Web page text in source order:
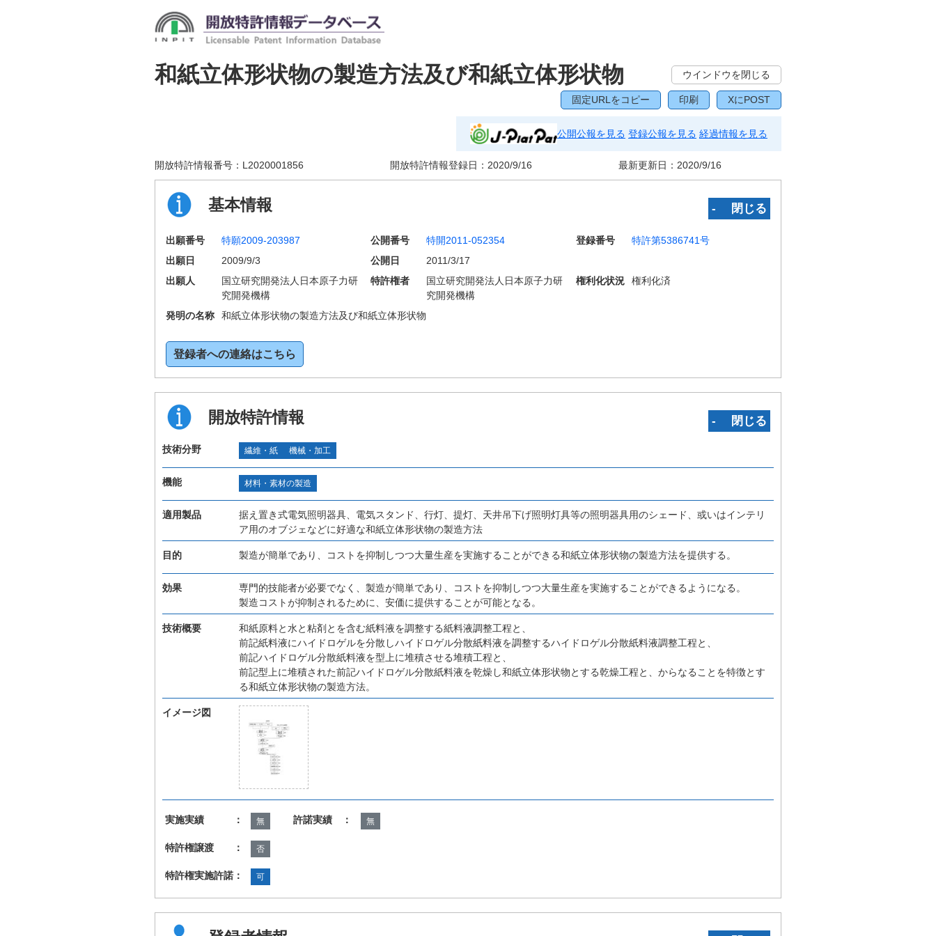
和紙立体形状物の製造方法及び和紙立体形状物 ウインドウを閉じる
固定URLをコピー 印刷 XにPOST
公開公報を見る 登録公報を見る 経過情報を見る
開放特許情報番号： L2020001856 開放特許情報登録日： 2020/9/16 最新更新日： 2020/9/16
基本情報 ‐ 閉じる
出願番号 特願2009-203987 公開番号 特開2011-052354 登録番号
特許第5386741号
出願日
2009/9/3 公開日
2011/3/17
出願人
国立研究開発法人日本原子力研
究開発機構
特許権者
国立研究開発法人日本原子力研
究開発機構
権利化状況 権利化済
発明の名称 和紙立体形状物の製造方法及び和紙立体形状物
登録者への連絡はこちら
開放特許情報 ‐ 閉じる
技術分野 繊維・紙 機械・加工
機能 材料・素材の製造
適用製品
据え置き式電気照明器具、電気スタンド、行灯、提灯、天井吊下げ照明灯具等の照明器具用のシェード、或いはインテリ
ア用のオブジェなどに好適な和紙立体形状物の製造方法
目的 製造が簡単であり、コストを抑制しつつ大量生産を実施することができる和紙立体形状物の製造方法を提供する。
効果
専門的技能者が必要でなく、製造が簡単であり、コストを抑制しつつ大量生産を実施することができるようになる。
製造コストが抑制されるために、安価に提供することが可能となる。
技術概要
和紙原料と水と粘剤とを含む紙料液を調整する紙料液調整工程と、
前記紙料液にハイドロゲルを分散しハイドロゲル分散紙料液を調整するハイドロゲル分散紙料液調整工程と、
前記ハイドロゲル分散紙料液を型上に堆積させる堆積工程と、
前記型上に堆積された前記ハイドロゲル分散紙料液を乾燥し和紙立体形状物とする乾燥工程と、からなることを特徴とす
る和紙立体形状物の製造方法。
イメージ図
実施実績 ： 無 許諾実績 ： 無
特許権譲渡 ： 否
特許権実施許諾： 可